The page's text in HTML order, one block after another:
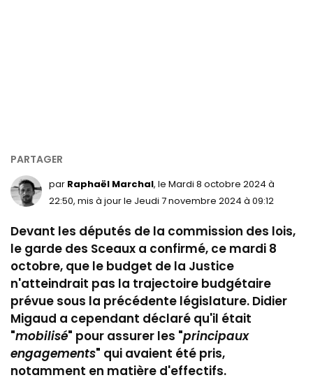
par Raphaël Marchal, le Mardi 8 octobre 2024 à
22:50, mis à jour le Jeudi 7 novembre 2024 à 09:12
Devant les députés de la commission des lois,
le garde des Sceaux a confirmé, ce mardi 8
octobre, que le budget de la Justice
n'atteindrait pas la trajectoire budgétaire
prévue sous la précédente législature. Didier
Migaud a cependant déclaré qu'il était
"mobilisé" pour assurer les "principaux
engagements" qui avaient été pris,
notamment en matière d'effectifs.